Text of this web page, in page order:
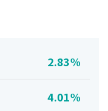
2.83%
4.01%